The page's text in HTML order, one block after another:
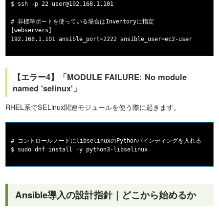
$ ssh -p 22 user@192.168.1.101
# 非標準ポートを使っている場合はInventoryに指定
[webservers]
【エラー4】「MODULE FAILURE: No module
named 'selinux'」
RHEL系でSELinux関連モジュールを使う際に起きます。
# コントロールノードにlibselinuxのPythonバインディングを入れる
Ansible導入の設計指針｜どこから始めるか